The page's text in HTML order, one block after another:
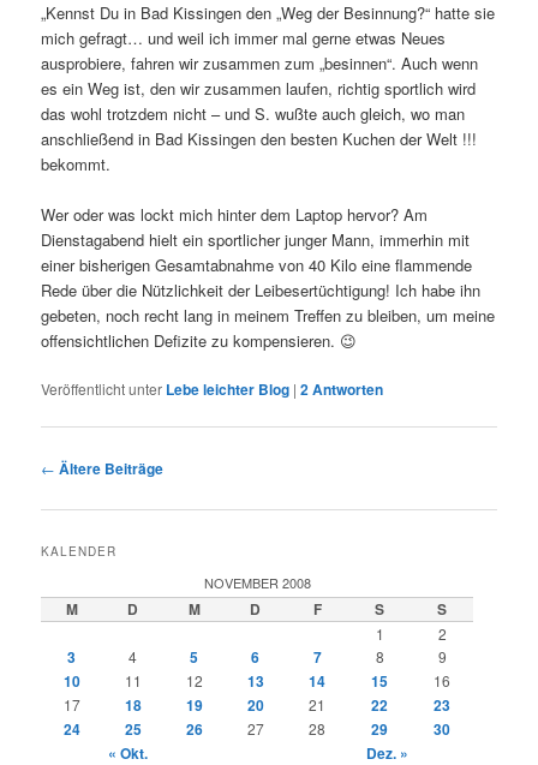
„Kennst Du in Bad Kissingen den „Weg der Besinnung?“ hatte sie
mich gefragt… und weil ich immer mal gerne etwas Neues
ausprobiere, fahren wir zusammen zum „besinnen“. Auch wenn
es ein Weg ist, den wir zusammen laufen, richtig sportlich wird
das wohl trotzdem nicht – und S. wußte auch gleich, wo man
anschließend in Bad Kissingen den besten Kuchen der Welt !!!
bekommt.
Wer oder was lockt mich hinter dem Laptop hervor? Am
Dienstagabend hielt ein sportlicher junger Mann, immerhin mit
einer bisherigen Gesamtabnahme von 40 Kilo eine flammende
Rede über die Nützlichkeit der Leibesertüchtigung! Ich habe ihn
gebeten, noch recht lang in meinem Treffen zu bleiben, um meine
offensichtlichen Defizite zu kompensieren. 😉
Veröffentlicht unter Lebe leichter Blog |2Antworten
Beitragsnavigation
← Ältere Beiträge
KALENDER
NOVEMBER 2008
M D M D F S S
1 2
3 4 5 6 7 8 9
10 11 12 13 14 15
16
17
18 19 20 21 22
23
24
25 26 27 28 29
30
« Okt.
Dez. »